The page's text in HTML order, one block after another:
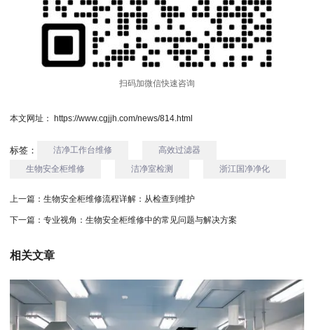
扫码加微信快速咨询
本文网址： https://www.cgjjh.com/news/814.html
标签： 洁净工作台维修
高效过滤器
生物安全柜维修
洁净室检测 浙江国净净化
上一篇： 生物安全柜维修流程详解：从检查到维护
下一篇： 专业视角：生物安全柜维修中的常见问题与解决方案
相关文章